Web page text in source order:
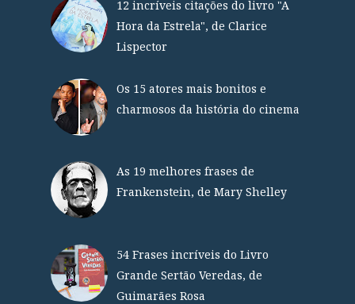
12 incríveis citações do livro "A
Hora da Estrela", de Clarice
Lispector
Os 15 atores mais bonitos e
charmosos da história do cinema
As 19 melhores frases de
Frankenstein, de Mary Shelley
54 Frases incríveis do Livro
Grande Sertão Veredas, de
Guimarães Rosa